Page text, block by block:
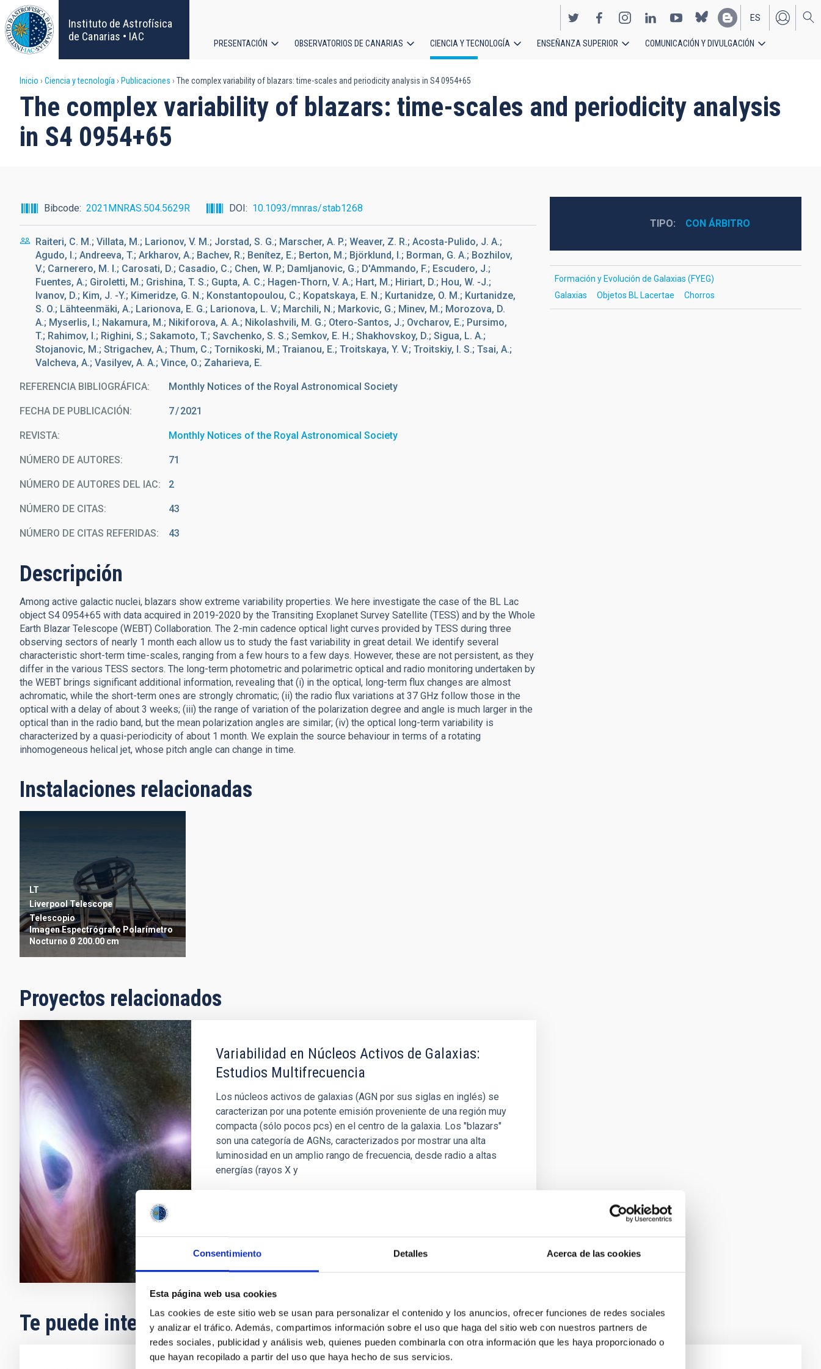
Consentimiento Detalles Acerca de las cookies
Esta página web usa cookies
Las cookies de este sitio web se usan para personalizar el contenido y los anuncios, ofrecer funciones de redes sociales
y analizar el tráfico. Además, compartimos información sobre el uso que haga del sitio web con nuestros partners de
redes sociales, publicidad y análisis web, quienes pueden combinarla con otra información que les haya proporcionado o
que hayan recopilado a partir del uso que haya hecho de sus servicios.
Pasar
al
contenido
principal
Instituto de Astrofísica
de Canarias • IAC
EN
ES
principal
PRESENTACIÓN OBSERVATORIOS DE CANARIAS CIENCIA Y TECNOLOGÍA ENSEÑANZA SUPERIOR COMUNICACIÓN Y DIVULGACIÓN
Sobrescribir
enlaces
de
a
la
navegación
Inicio Ciencia y tecnología Publicaciones The complex variability of blazars: time-scales and periodicity analysis in S4 0954+65
The complex variability of blazars: time-scales and periodicity analysis
in S4 0954+65
Bibcode 2021MNRAS.504.5629R DOI 10.1093/mnras/stab1268
Raiteri, C. M.; Villata, M.; Larionov, V. M.; Jorstad, S. G.; Marscher, A. P.; Weaver, Z. R.; Acosta-Pulido, J. A.;
Agudo, I.; Andreeva, T.; Arkharov, A.; Bachev, R.; Benítez, E.; Berton, M.; Björklund, I.; Borman, G. A.; Bozhilov,
V.; Carnerero, M. I.; Carosati, D.; Casadio, C.; Chen, W. P.; Damljanovic, G.; D'Ammando, F.; Escudero, J.;
Fuentes, A.; Giroletti, M.; Grishina, T. S.; Gupta, A. C.; Hagen-Thorn, V. A.; Hart, M.; Hiriart, D.; Hou, W. -J.;
Ivanov, D.; Kim, J. -Y.; Kimeridze, G. N.; Konstantopoulou, C.; Kopatskaya, E. N.; Kurtanidze, O. M.; Kurtanidze,
S. O.; Lähteenmäki, A.; Larionova, E. G.; Larionova, L. V.; Marchili, N.; Markovic, G.; Minev, M.; Morozova, D.
A.; Myserlis, I.; Nakamura, M.; Nikiforova, A. A.; Nikolashvili, M. G.; Otero-Santos, J.; Ovcharov, E.; Pursimo,
T.; Rahimov, I.; Righini, S.; Sakamoto, T.; Savchenko, S. S.; Semkov, E. H.; Shakhovskoy, D.; Sigua, L. A.;
Stojanovic, M.; Strigachev, A.; Thum, C.; Tornikoski, M.; Traianou, E.; Troitskaya, Y. V.; Troitskiy, I. S.; Tsai, A.;
Valcheva, A.; Vasilyev, A. A.; Vince, O.; Zaharieva, E.
REFERENCIA BIBLIOGRÁFICA Monthly Notices of the Royal Astronomical Society
FECHA DE PUBLICACIÓN: 7 2021
REVISTA Monthly Notices of the Royal Astronomical Society
NÚMERO DE AUTORES 71
NÚMERO DE AUTORES DEL IAC 2
NÚMERO DE CITAS 43
NÚMERO DE CITAS REFERIDAS 43
Descripción
Among active galactic nuclei, blazars show extreme variability properties. We here investigate the case of the BL Lac
object S4 0954+65 with data acquired in 2019-2020 by the Transiting Exoplanet Survey Satellite (TESS) and by the Whole
Earth Blazar Telescope (WEBT) Collaboration. The 2-min cadence optical light curves provided by TESS during three
observing sectors of nearly 1 month each allow us to study the fast variability in great detail. We identify several
characteristic short-term time-scales, ranging from a few hours to a few days. However, these are not persistent, as they
differ in the various TESS sectors. The long-term photometric and polarimetric optical and radio monitoring undertaken by
the WEBT brings significant additional information, revealing that (i) in the optical, long-term flux changes are almost
achromatic, while the short-term ones are strongly chromatic; (ii) the radio flux variations at 37 GHz follow those in the
optical with a delay of about 3 weeks; (iii) the range of variation of the polarization degree and angle is much larger in the
optical than in the radio band, but the mean polarization angles are similar; (iv) the optical long-term variability is
characterized by a quasi-periodicity of about 1 month. We explain the source behaviour in terms of a rotating
inhomogeneous helical jet, whose pitch angle can change in time.
Instalaciones relacionadas
LT
Liverpool Telescope
Telescopio
ImagenEspectrógrafo Polarímetro
Nocturno Ø 200.00 cm
Proyectos relacionados
Variabilidad en Núcleos Activos de Galaxias:
Estudios Multifrecuencia
Los núcleos activos de galaxias (AGN por sus siglas en inglés) se
caracterizan por una potente emisión proveniente de una región muy
compacta (sólo pocos pcs) en el centro de la galaxia. Los "blazars"
son una categoría de AGNs, caracterizados por mostrar una alta
luminosidad en un amplio rango de frecuencia, desde radio a altas
energías (rayos X y
TIPO CON ÁRBITRO
Formación y Evolución de Galaxias (FYEG)
Galaxias
Objetos BL Lacertae Chorros
Te puede interesar